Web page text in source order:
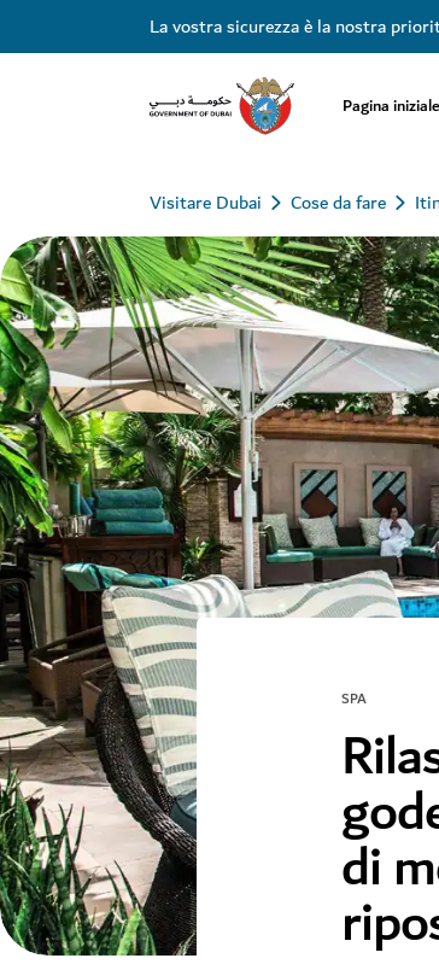
La vostra sicurezza è la nostra
Pagina iniziale
Visitare Dubai Cose da fare
SPA
di